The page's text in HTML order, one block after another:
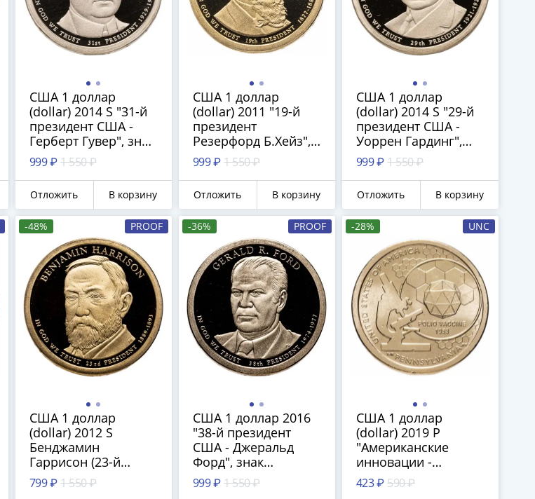
США 1 доллар
(dollar) 2014 S "31-й
президент США -
Герберт Гувер", знак
монетного двора "S"
- Сан-Франциско
999 ₽ 1 550 ₽
Отложить В корзину
США 1 доллар
(dollar) 2011 "19-й
президент
Резерфорд Б.Хейз",
знак монетного
двора "S" - Сан-
Франциско
999 ₽ 1 550 ₽
Отложить В корзину
США 1 доллар
(dollar) 2014 S "29-й
президент США -
Уоррен Гардинг",
знак монетного
двора "S" - Сан-
Франциско
999 ₽ 1 550 ₽
Отложить В корзину
-48% PROOF
США 1 доллар
(dollar) 2012 S
Бенджамин
Гаррисон (23-й
президент США),
знак монетного
799 ₽ 1 550 ₽
-36% PROOF
США 1 доллар 2016
"38-й президент
США - Джеральд
Форд", знак
монетного двора "S"
- Сан-Франциско
999 ₽ 1 550 ₽
-28% UNC
США 1 доллар
(dollar) 2019 P
"Американские
инновации -
Вакцина против
полиомиелита
423 ₽ 590 ₽